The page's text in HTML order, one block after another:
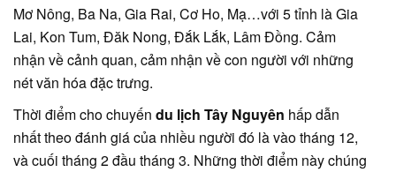
Mơ Nông, Ba Na, Gia Rai, Cơ Ho, Mạ…với 5 tỉnh là Gia
Lai, Kon Tum, Đăk Nong, Đắk Lắk, Lâm Đồng. Cảm
nhận về cảnh quan, cảm nhận về con người với những
nét văn hóa đặc trưng.
Thời điểm cho chuyến du lịch Tây Nguyên hấp dẫn
nhất theo đánh giá của nhiều người đó là vào tháng 12,
và cuối tháng 2 đầu tháng 3. Những thời điểm này chúng